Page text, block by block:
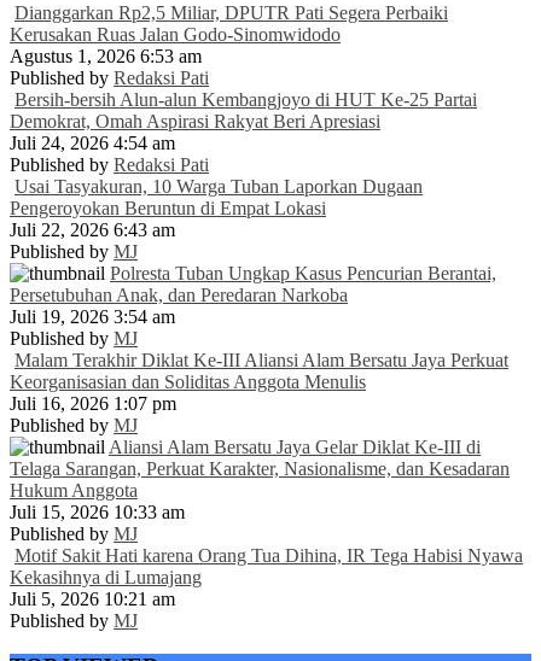
Dianggarkan Rp2,5 Miliar, DPUTR Pati Segera Perbaiki
Kerusakan Ruas Jalan Godo-Sinomwidodo
Agustus 1, 2026 6:53 am
Published by Redaksi Pati
Bersih-bersih Alun-alun Kembangjoyo di HUT Ke-25 Partai
Demokrat, Omah Aspirasi Rakyat Beri Apresiasi
Juli 24, 2026 4:54 am
Published by Redaksi Pati
Usai Tasyakuran, 10 Warga Tuban Laporkan Dugaan
Pengeroyokan Beruntun di Empat Lokasi
Juli 22, 2026 6:43 am
Published by MJ
Polresta Tuban Ungkap Kasus Pencurian Berantai,
Persetubuhan Anak, dan Peredaran Narkoba
Juli 19, 2026 3:54 am
Published by MJ
Malam Terakhir Diklat Ke-III Aliansi Alam Bersatu Jaya Perkuat
Keorganisasian dan Soliditas Anggota Menulis
Juli 16, 2026 1:07 pm
Published by MJ
Aliansi Alam Bersatu Jaya Gelar Diklat Ke-III di
Telaga Sarangan, Perkuat Karakter, Nasionalisme, dan Kesadaran
Hukum Anggota
Juli 15, 2026 10:33 am
Published by MJ
Motif Sakit Hati karena Orang Tua Dihina, IR Tega Habisi Nyawa
Kekasihnya di Lumajang
Juli 5, 2026 10:21 am
Published by MJ